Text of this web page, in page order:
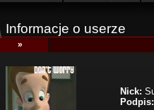
Informacje o userze
»
Nick:
Podpis: